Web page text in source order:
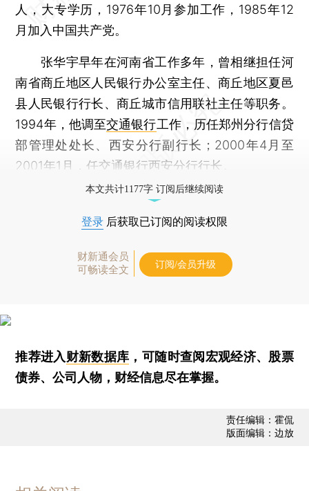
人，大专学历，1976年10月参加工作，1985年12
月加入中国共产党。
张华宇早年在河南省工作多年，曾相继担任河
南省商丘地区人民银行办公室主任、商丘地区夏邑
县人民银行行长、商丘城市信用联社主任等职务。
1994年，他调至交通银行工作，历任郑州分行信贷
部管理处处长、西安分行副行长；2000年4月至
2001年1月，任交通银行西安分行行长。
本文共计1177字 订阅后继续阅读
登录 后获取已订阅的阅读权限
财新通会员
可畅读全文
订阅/会员升级
推荐进入财新数据库 ，可随时查阅宏观经济、股票
债券、公司人物，财经信息尽在掌握。
责任编辑：霍侃
版面编辑：边放